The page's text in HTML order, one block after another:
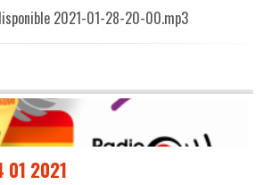
2021-01-28-20-00.mp3
01 2021